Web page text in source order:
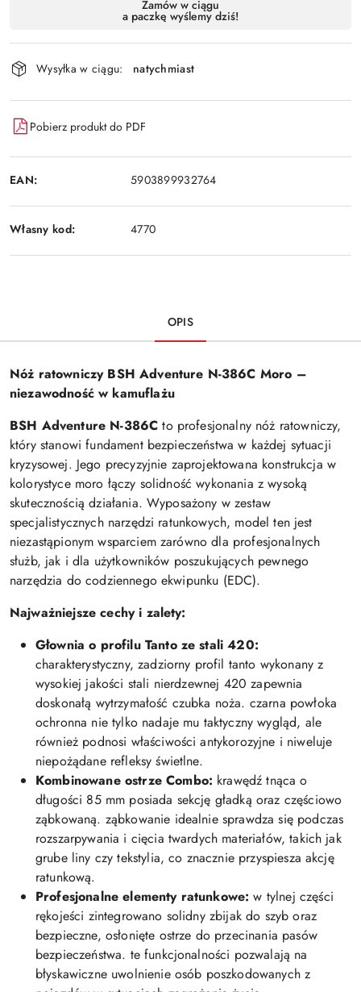
Wyślij
dostawa
Zamów w ciągu
a paczkę wyślemy dziś!
Wysyłka w ciągu: natychmiast
Pobierz produkt do PDF
EAN: 5903899932764
Własny kod: 4770
OPIS
Nóż ratowniczy BSH Adventure N-386C Moro –
niezawodność w kamuflażu
BSH Adventure N-386C to profesjonalny nóż ratowniczy,
który stanowi fundament bezpieczeństwa w każdej sytuacji
kryzysowej. Jego precyzyjnie zaprojektowana konstrukcja w
kolorystyce moro łączy solidność wykonania z wysoką
skutecznością działania. Wyposażony w zestaw
specjalistycznych narzędzi ratunkowych, model ten jest
niezastąpionym wsparciem zarówno dla profesjonalnych
służb, jak i dla użytkowników poszukujących pewnego
narzędzia do codziennego ekwipunku (EDC).
Najważniejsze cechy i zalety:
Głownia o profilu Tanto ze stali 420:
charakterystyczny, zadziorny profil tanto wykonany z
wysokiej jakości stali nierdzewnej 420 zapewnia
doskonałą wytrzymałość czubka noża. czarna powłoka
ochronna nie tylko nadaje mu taktyczny wygląd, ale
również podnosi właściwości antykorozyjne i niweluje
niepożądane refleksy świetlne.
Kombinowane ostrze Combo: krawędź tnąca o
długości 85 mm posiada sekcję gładką oraz częściowo
ząbkowaną. ząbkowanie idealnie sprawdza się podczas
rozszarpywania i cięcia twardych materiałów, takich jak
grube liny czy tekstylia, co znacznie przyspiesza akcję
ratunkową.
Profesjonalne elementy ratunkowe: w tylnej części
rękojeści zintegrowano solidny zbijak do szyb oraz
bezpieczne, osłonięte ostrze do przecinania pasów
bezpieczeństwa. te funkcjonalności pozwalają na
błyskawiczne uwolnienie osób poszkodowanych z